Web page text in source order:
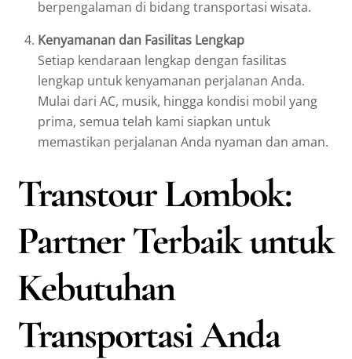
berpengalaman di bidang transportasi wisata.
Kenyamanan dan Fasilitas Lengkap
Setiap kendaraan lengkap dengan fasilitas
lengkap untuk kenyamanan perjalanan Anda.
Mulai dari AC, musik, hingga kondisi mobil yang
prima, semua telah kami siapkan untuk
memastikan perjalanan Anda nyaman dan aman.
Transtour Lombok:
Partner Terbaik untuk
Kebutuhan
Transportasi Anda